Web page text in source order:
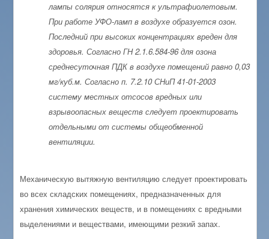
лампы солярия относятся к ультрафиолетовым.
При работе УФО-ламп в воздухе образуется озон.
Последний при высоких концентрациях вреден для
здоровья. Согласно ГН 2.1.6.584-96 для озона
среднесуточная ПДК в воздухе помещений равно 0,03
мг/куб.м. Согласно п. 7.2.10 СНиП 41-01-2003
систему местных отсосов вредных или
взрывоопасных веществ следует проектировать
отдельными от системы общеобменной
вентиляции.
Механическую вытяжную вентиляцию следует проектировать
во всех складских помещениях, предназначенных для
хранения химических веществ, и в помещениях с вредными
выделениями и веществами, имеющими резкий запах.